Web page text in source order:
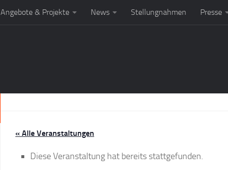
Angebote & Projekte News Stellungnahmen Presse
« Alle Veranstaltungen
Diese Veranstaltung hat bereits stattgefunden.